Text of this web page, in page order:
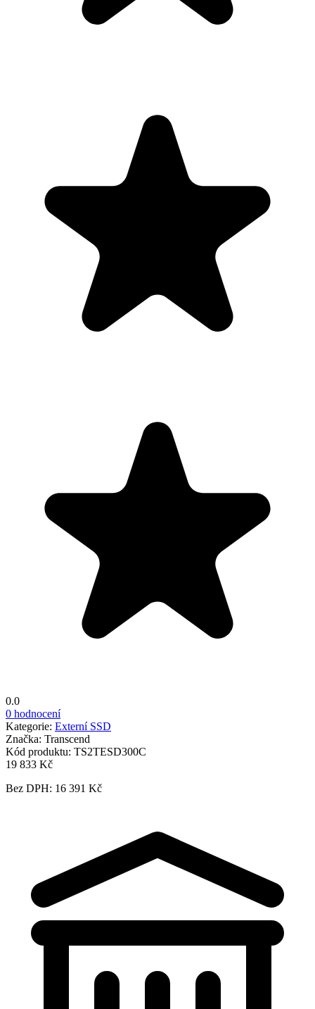
0.0
0 hodnocení
Kategorie: Externí SSD
Značka: Transcend
Kód produktu: TS2TESD300C
19 833 Kč
Bez DPH: 16 391 Kč